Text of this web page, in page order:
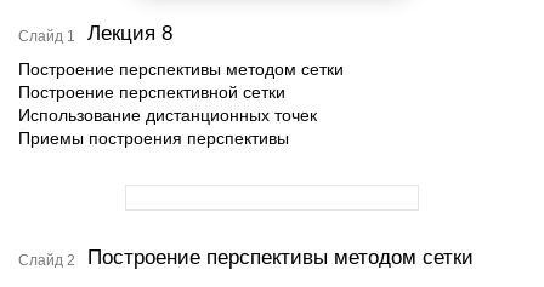
Слайд 1 Лекция 8
Построение перспективы методом сетки
Построение перспективной сетки
Использование дистанционных точек
Приемы построения перспективы
Слайд 2 Построение перспективы методом сетки